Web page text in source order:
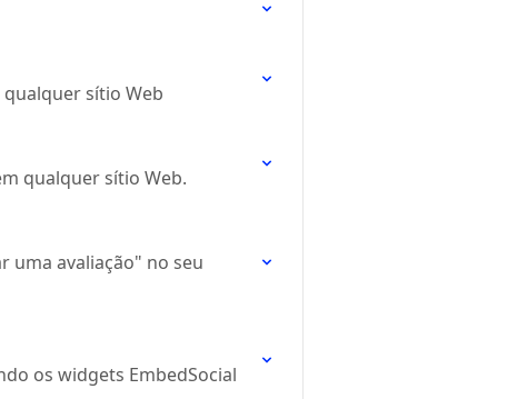
sítio Web
qualquer sítio Web.
uma avaliação" no seu
os widgets EmbedSocial